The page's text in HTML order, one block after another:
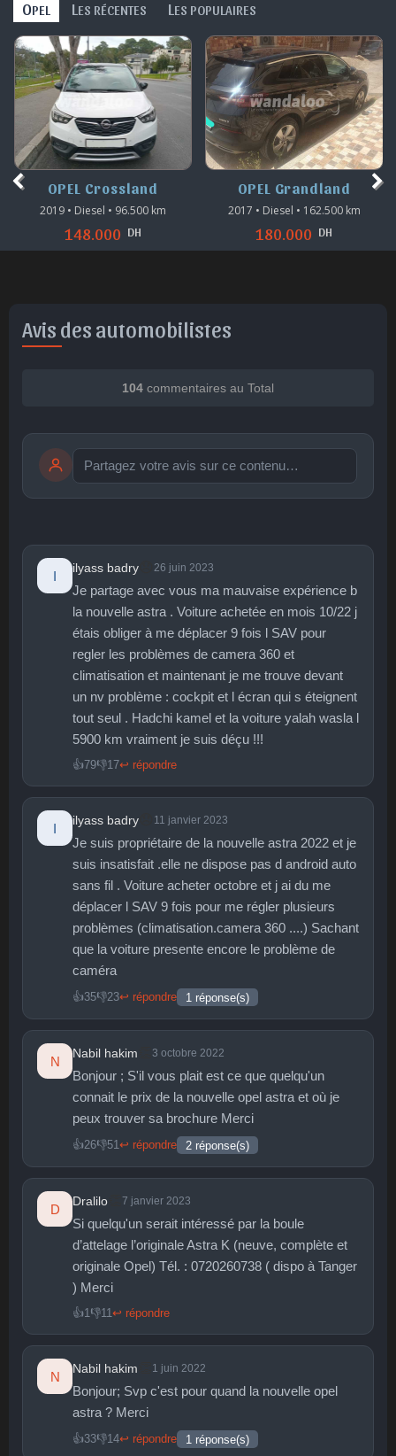
OPEL L ES RÉCENTES L ES POPULAIRES
OPEL Crossland
2019 • Diesel • 96.500 km
148.000 DH
OPEL Grandland
2017 • Diesel • 162.500 km
180.000 DH
Avis des automobilistes
104 commentaires au Total
🤩
Parfait
👏
Bravo
😄
Réjoui
🙂
Content
😐
Indifférent
😮
Surpris
😞
Déçu
😠 😨
Effrayé
publication immédiate Publier
I
ilyass badry 26 juin 2023
Je partage avec vous ma mauvaise expérience b
la nouvelle astra . Voiture achetée en mois 10/22 j
étais obliger à me déplacer 9 fois l SAV pour
regler les problèmes de camera 360 et
climatisation et maintenant je me trouve devant
un nv problème : cockpit et l écran qui s éteignent
tout seul . Hadchi kamel et la voiture yalah wasla l
5900 km vraiment je suis déçu !!!
👍79👎17↩ répondre
I
ilyass badry 11 janvier 2023
Je suis propriétaire de la nouvelle astra 2022 et je
suis insatisfait .elle ne dispose pas d android auto
sans fil . Voiture acheter octobre et j ai du me
déplacer l SAV 9 fois pour me régler plusieurs
problèmes (climatisation.camera 360 ....) Sachant
que la voiture presente encore le problème de
caméra
👍35👎23↩ répondre 1 réponse(s)
N
Nabil hakim 3 octobre 2022
Bonjour ; S'il vous plait est ce que quelqu'un
connait le prix de la nouvelle opel astra et où je
peux trouver sa brochure Merci
👍26👎51↩ répondre 2 réponse(s)
D
Dralilo 7 janvier 2023
Si quelqu'un serait intéressé par la boule
d’attelage l’originale Astra K (neuve, complète et
originale Opel) Tél. : 0720260738 ( dispo à Tanger
) Merci
👍1👎11↩ répondre
N
Nabil hakim 1 juin 2022
Bonjour; Svp c'est pour quand la nouvelle opel
astra ? Merci
👍33👎14↩ répondre 1 réponse(s)